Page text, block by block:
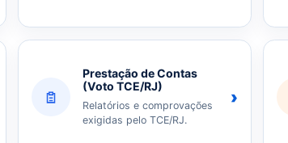
Prestação de Contas
(Voto TCE/RJ)
Relatórios e comprovações
exigidas pelo TCE/RJ.
›